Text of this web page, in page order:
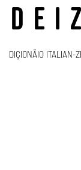
DIÇIONÄIO ITALIAN-